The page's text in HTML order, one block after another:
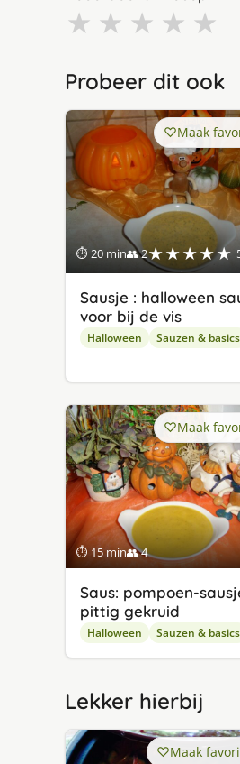
★ ★ ★ ★ ★
Probeer dit ook
⏱ 20 min👥 2★★★★★
Maak
Sausje : halloween
voor bij de vis
Halloween Sauzen & basics
⏱ 15 min👥 4
Maak
Saus: pompoen-
pittig gekruid
Halloween Sauzen & basics
Lekker hierbij
Maak